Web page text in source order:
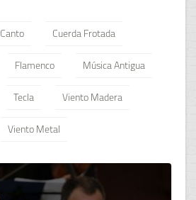
Canto
Cuerda Frotada
Flamenco
Música Antigua
Tecla
Viento Madera
Viento Metal